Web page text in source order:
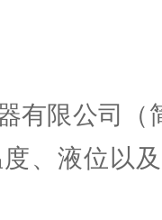
有限公司（
、液位以